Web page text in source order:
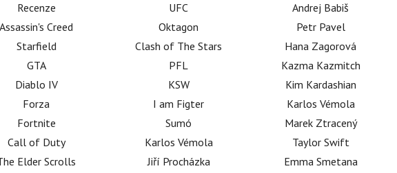
Recenze
Assassin's Creed
Starfield
GTA
Diablo IV
Forza
Fortnite
Call of Duty
Elder Scrolls
UFC
Oktagon
Clash of The Stars
PFL
KSW
I am Figter
Sumó
Karlos Vémola
Jiří Procházka
Andrej Babiš
Petr Pavel
Hana Zagorová
Kazma Kazmitch
Kim Kardashian
Karlos Vémola
Marek Ztracený
Taylor Swift
Emma Smetana